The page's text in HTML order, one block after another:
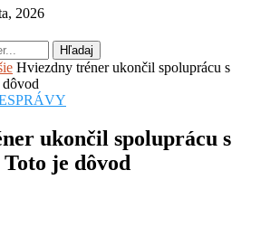
2026
Hľadaj
Hviezdny tréner ukončil spoluprácu s
SPRÁVY
ukončil spoluprácu s
je dôvod